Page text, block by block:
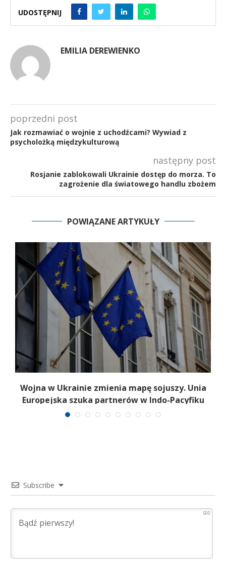
UDOSTĘPNIJ
EMILIA DEREWIENKO
poprzedni post
Jak rozmawiać o wojnie z uchodźcami? Wywiad z
psycholożką międzykulturową
następny post
Rosjanie zablokowali Ukrainie dostęp do morza. To
zagrożenie dla światowego handlu zbożem
POWIĄZANE ARTYKUŁY
Wojna w Ukrainie zmienia mapę sojuszy. Unia
Europejska szuka partnerów w Indo-Pacyfiku
Subscribe
500